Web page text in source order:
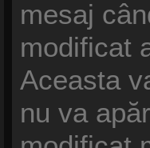
mesaj
modificat
Aceasta
nu va